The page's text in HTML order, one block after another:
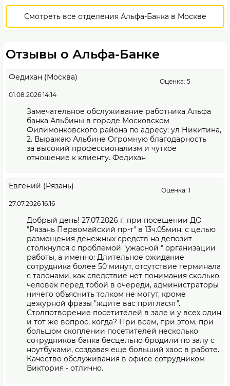
Смотреть все отделения Альфа-Банка в Москве
Отзывы о Альфа-Банке
Федихан (Москва)
Оценка: 5
01.08.2026 14:14
Замечательное обслуживание работника Альфа
банка Альбины в городе Московском
Филимонковского района по адресу: ул Никитина,
2. Выражаю Альбине Огромную благодарность
за высокий профессионализм и чуткое
отношение к клиенту. Федихан
Евгений (Рязань)
Оценка: 1
27.07.2026 16:16
Добрый день! 27.07.2026 г. при посещении ДО
"Рязань Первомайский пр-т" в 13ч.05мин. с целью
размещения денежных средств на депозит
столкнулся с проблемой "ужасной " организации
работы, а именно: Длительное ожидание
сотрудника более 50 минут, отсутствие терминала
с талонами, как следствие нет понимания сколько
человек перед тобой в очереди, администраторы
ничего объяснить толком не могут, кроме
дежурной фразы "ждите вас пригласят".
Столпотворение посетителей в зале и у всех один
и тот же вопрос, когда? При всем, при этом, при
большом скоплении посетителей несколько
сотрудников банка бесцельно бродили по залу с
ноутбуками, создавая еще больший хаос в работе.
Качество обслуживания в офисе сотрудником
Виктория - отлично.